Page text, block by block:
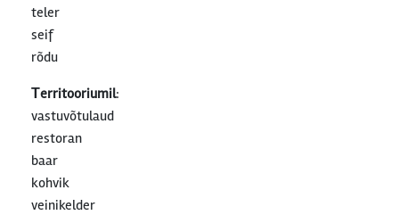
teler
seif
rõdu
Тerritooriumil:
vastuvõtulaud
restoran
baar
kohvik
veinikelder